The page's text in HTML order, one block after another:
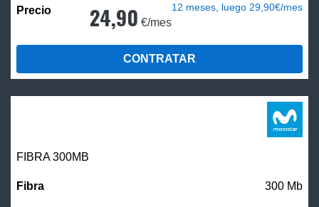
24,90 €/mes
12 meses, luego 29,90€/mes
CONTRATAR
FIBRA 300MB
300 Mb